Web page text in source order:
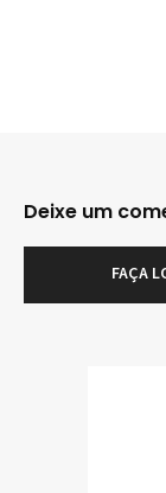
Deixe um
FAÇA